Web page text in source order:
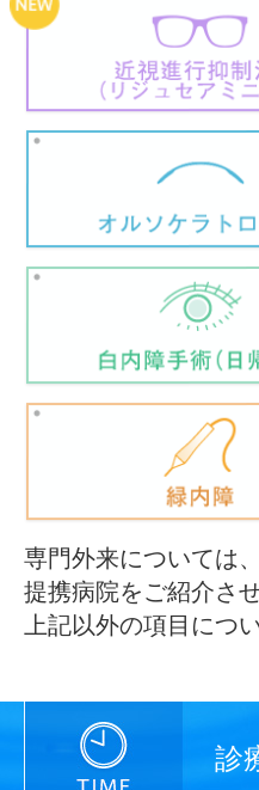
専門外来については、
提携病院をご紹介さ
上記以外の項目につ
診